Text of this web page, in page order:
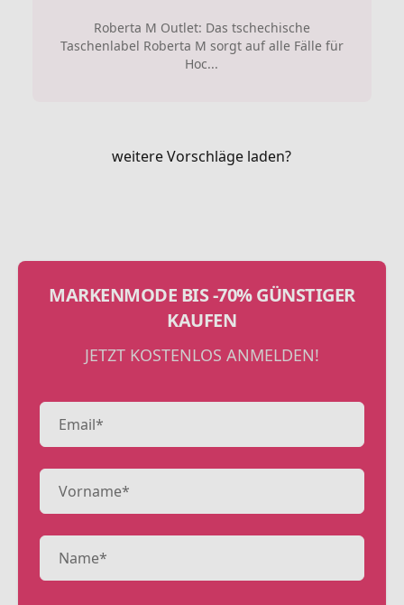
Roberta M Outlet: Das tschechische
Taschenlabel Roberta M sorgt auf alle Fälle für
Hoc...
weitere Vorschläge laden?
MARKENMODE BIS -70% GÜNSTIGER
KAUFEN
JETZT KOSTENLOS ANMELDEN!